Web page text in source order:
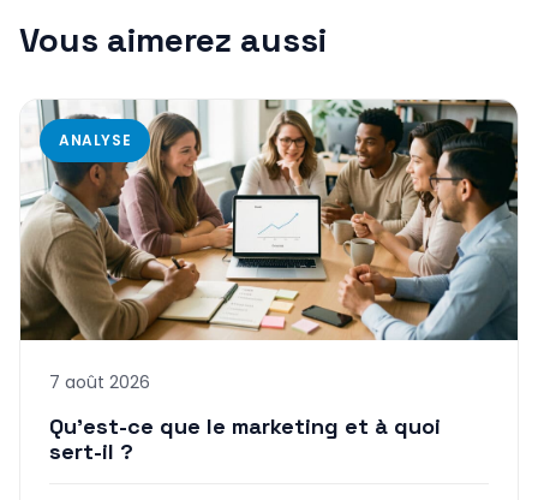
Vous aimerez aussi
ANALYSE
7 août 2026
Qu’est-ce que le marketing et à quoi
sert-il ?